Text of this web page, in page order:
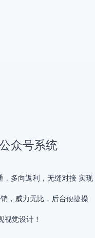
众号系统
多向返利，无缝对接 实现
，威力无比，后台便捷操
视觉设计！